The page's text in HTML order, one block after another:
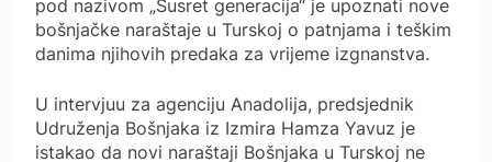
pod nazivom „Susret generacija“ je upoznati nove
bošnjačke naraštaje u Turskoj o patnjama i teškim
danima njihovih predaka za vrijeme izgnanstva.
U intervjuu za agenciju Anadolija, predsjednik
Udruženja Bošnjaka iz Izmira Hamza Yavuz je
istakao da novi naraštaji Bošnjaka u Turskoj ne